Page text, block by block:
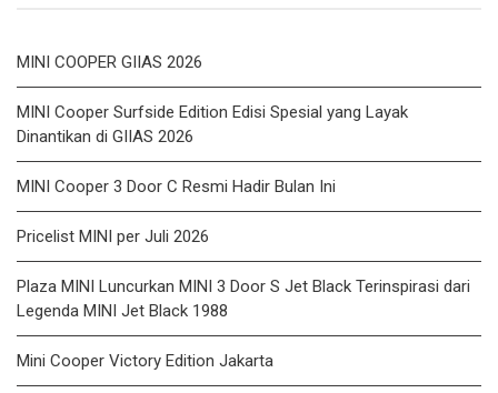
MINI COOPER GIIAS 2026
MINI Cooper Surfside Edition Edisi Spesial yang Layak
Dinantikan di GIIAS 2026
MINI Cooper 3 Door C Resmi Hadir Bulan Ini
Pricelist MINI per Juli 2026
Plaza MINI Luncurkan MINI 3 Door S Jet Black Terinspirasi dari
Legenda MINI Jet Black 1988
Mini Cooper Victory Edition Jakarta